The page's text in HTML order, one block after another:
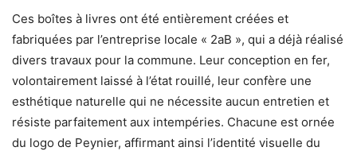
Ces boîtes à livres ont été entièrement créées et
fabriquées par l’entreprise locale « 2aB », qui a déjà réalisé
divers travaux pour la commune. Leur conception en fer,
volontairement laissé à l’état rouillé, leur confère une
esthétique naturelle qui ne nécessite aucun entretien et
résiste parfaitement aux intempéries. Chacune est ornée
du logo de Peynier, affirmant ainsi l’identité visuelle du